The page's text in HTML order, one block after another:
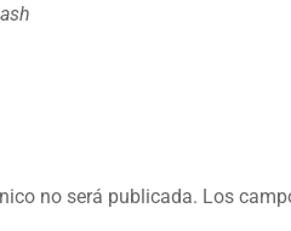
no será publicada. Los